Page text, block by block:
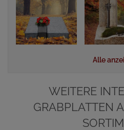
Alle
WEITERE
GRABPLATTEN